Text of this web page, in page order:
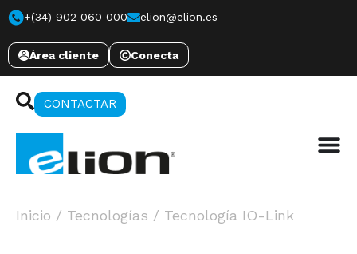
+(34) 902 060 000 elion@elion.es
Área cliente Conecta
CONTACTAR
Inicio / Tecnologías / Tecnología IO-Link